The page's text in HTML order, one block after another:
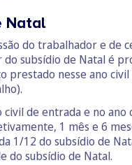
Natal
do trabalhador e de
subsídio de Natal é
prestado nesse ano civil
civil de entrada e no ano
1 mês e 6
1/12 do subsídio de
do subsídio de Natal.